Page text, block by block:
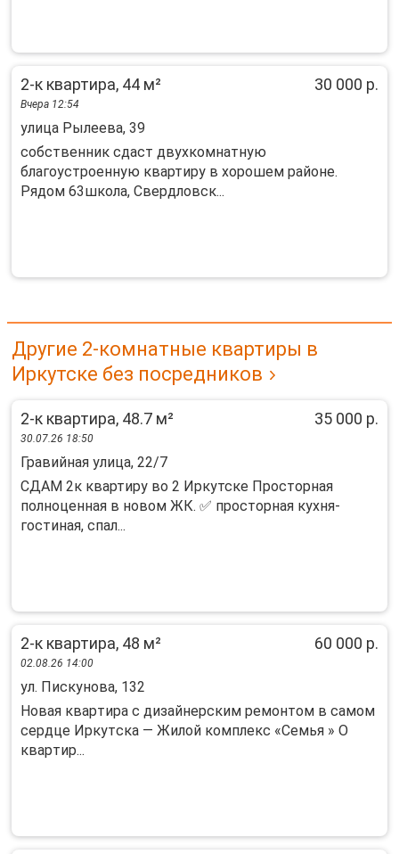
2-к квартира, 44 м² 30 000 р.
Вчера 12:54
улица Рылеева, 39
собственник сдаст двухкомнатную
благоустроенную квартиру в хорошем районе.
Рядом 63школа, Свердловск...
Другие 2-комнатные квартиры в
Иркутске без посредников
2-к квартира, 48.7 м² 35 000 р.
30.07.26 18:50
Гравийная улица, 22/7
СДАМ 2к квартиру во 2 Иркутске Просторная
полноценная в новом ЖК. ✅ просторная кухня-
гостиная, спал...
2-к квартира, 48 м² 60 000 р.
02.08.26 14:00
ул. Пискунова, 132
Нoвaя кваpтиpa c дизайнерским pемoнтом в caмом
сердцe Иркутcкa — Жилoй кoмплeкс «Семья » O
кваpтиp...